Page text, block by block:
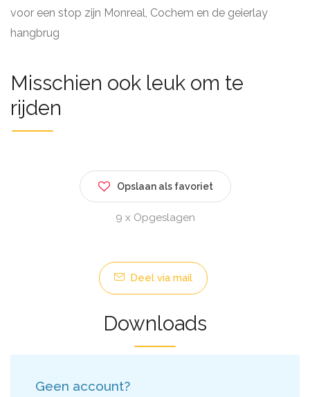
voor een stop zijn Monreal, Cochem en de geierlay
hangbrug
Misschien ook leuk om te
rijden
Opslaan als favoriet
9 x Opgeslagen
Deel via mail
Downloads
Geen account?